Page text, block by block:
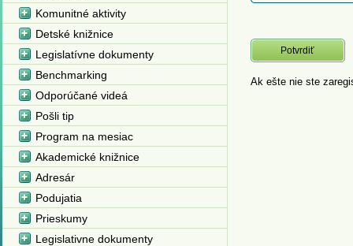
Ak ešte nie ste
Komunitné aktivity
Detské knižnice
Legislatívne dokumenty
Benchmarking
Odporúčané videá
Pošli tip
Program na mesiac
Akademické knižnice
Adresár
Podujatia
Prieskumy
Legislativne dokumenty